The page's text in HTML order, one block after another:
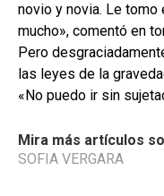
novio y novia. Le
mucho», comentó en
Pero
las leyes de la
«No puedo ir sin
Mira más artículos
SOFIA VERGARA